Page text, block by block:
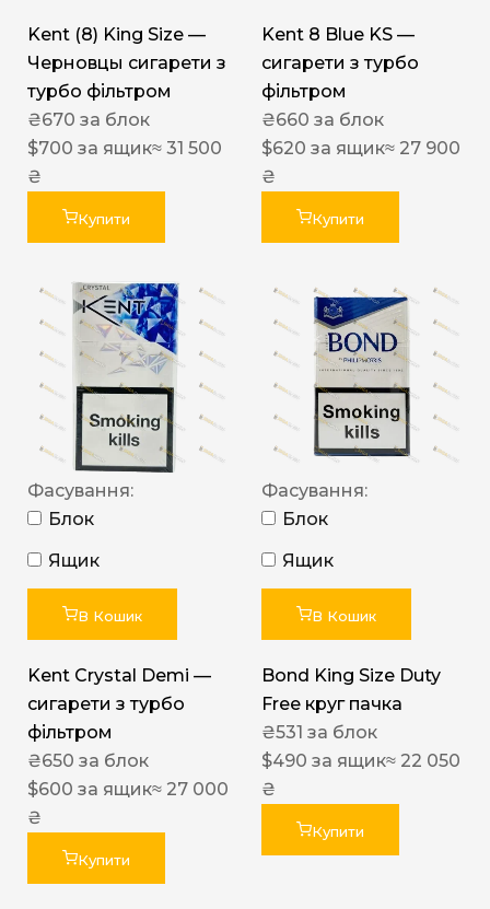
Kent (8) King Size —
Черновцы сигарети з
турбо фільтром
₴670 за блок
$700 за ящик≈ 31 500
₴
Купити
Kent 8 Blue KS —
сигарети з турбо
фільтром
₴660 за блок
$620 за ящик≈ 27 900
₴
Купити
Фасування:
Блок
Ящик
В Кошик
Kent Crystal Demi —
сигарети з турбо
фільтром
₴650 за блок
$600 за ящик≈ 27 000
₴
Купити
Фасування:
Блок
Ящик
В Кошик
Bond King Size Duty
Free круг пачка
₴531 за блок
$490 за ящик≈ 22 050
₴
Купити